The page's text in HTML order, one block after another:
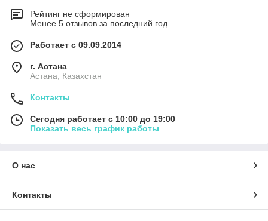
Рейтинг не сформирован
Менее 5 отзывов за последний год
Работает с 09.09.2014
г. Астана
Астана, Казахстан
Контакты
Сегодня работает с 10:00 до 19:00
Показать весь график работы
О нас
Контакты